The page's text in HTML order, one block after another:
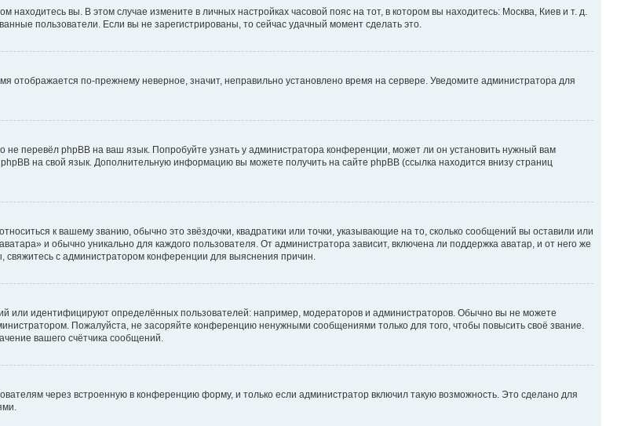
вы. В этом случае измените в личных настройках часовой пояс на тот, в котором вы находитесь: Москва, Киев и т. д.
пользователи. Если вы не зарегистрированы, то сейчас удачный момент сделать это.
отображается по-прежнему неверное, значит, неправильно установлено время на сервере. Уведомите администратора для
перевёл phpBB на ваш язык. Попробуйте узнать у администратора конференции, может ли он установить нужный вам
на свой язык. Дополнительную информацию вы можете получить на сайте phpBB (ссылка находится внизу страниц
к вашему званию, обычно это звёздочки, квадратики или точки, указывающие на то, сколько сообщений вы оставили или
и обычно уникально для каждого пользователя. От администратора зависит, включена ли поддержка аватар, и от него же
свяжитесь с администратором конференции для выяснения причин.
идентифицируют определённых пользователей: например, модераторов и администраторов. Обычно вы не можете
Пожалуйста, не засоряйте конференцию ненужными сообщениями только для того, чтобы повысить своё звание.
вашего счётчика сообщений.
через встроенную в конференцию форму, и только если администратор включил такую возможность. Это сделано для